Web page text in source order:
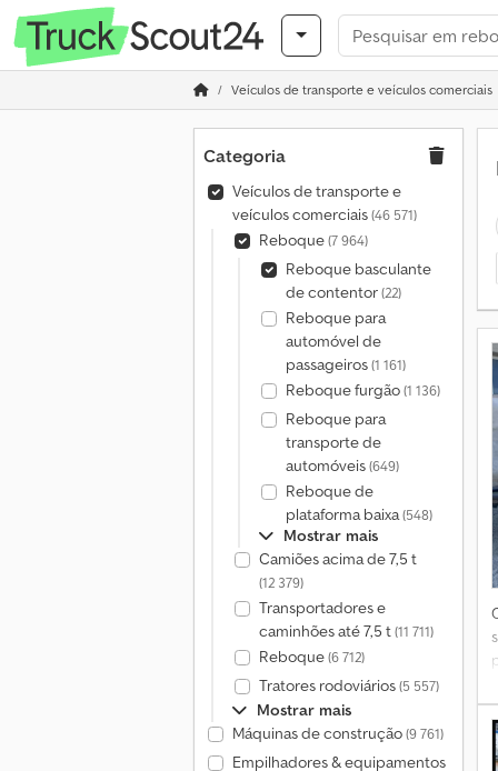
Veículos de transporte e veículos comerciais
Categoria
Veículos de transporte e
veículos comerciais(46 571)
Reboque(7 964)
Reboque basculante
de contentor(22)
Reboque para
automóvel de
passageiros(1 161)
Reboque furgão(1 136)
Reboque para
transporte de
automóveis(649)
Reboque de
plataforma baixa(548)
Mostrar mais
Camiões acima de 7,5 t
(12 379)
Transportadores e
caminhões até 7,5 t(11 711)
Reboque(6 712)
Tratores rodoviários(5 557)
Mostrar mais
Máquinas de construção(9 761)
Empilhadores & equipamentos